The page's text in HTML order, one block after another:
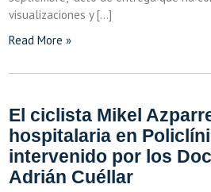
visualizaciones y […]
Read More »
El ciclista Mikel
hospitalaria en
intervenido por los
Adrián Cuéllar